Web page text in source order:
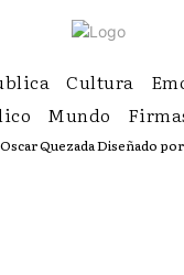
Cultura
Mundo
Quezada Diseñado por